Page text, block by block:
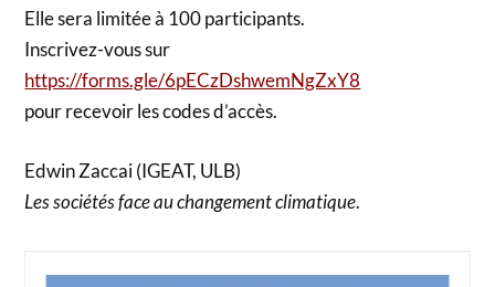
Elle sera limitée à 100 participants.
Inscrivez-vous sur
https://forms.gle/6pECzDshwemNgZxY8
pour recevoir les codes d’accès.
Edwin Zaccai (IGEAT, ULB)
Les sociétés face au changement climatique.